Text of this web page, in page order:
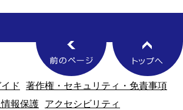
ド
著作権・セキュリティ・免責事項
報保護
アクセシビリティ